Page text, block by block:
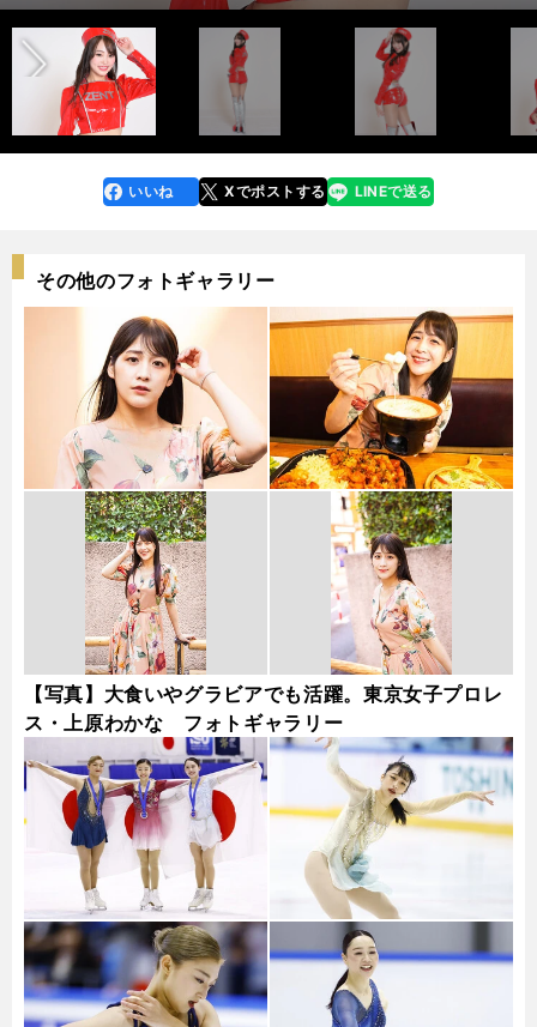
faceboo
k
いいね Xでポストする
line LINEで送る
その他のフォトギャラリー
【写真】大食いやグラビアでも活躍。東京女子プロレ
ス・上原わかな フォトギャラリー